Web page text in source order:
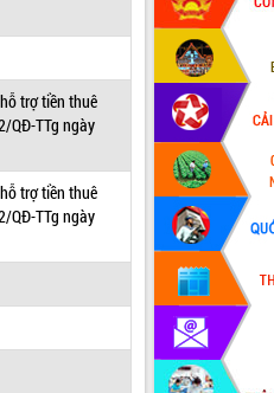
trợ tiền thuê
QĐ-TTg ngày
trợ tiền thuê
QĐ-TTg ngày